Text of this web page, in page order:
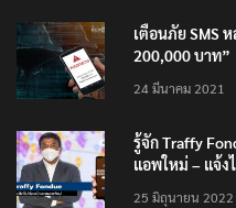
เตือนภัย SMS
200,000 บาท”
24 มีนาคม 2021
รู้จัก Traffy
แอพใหม่ – แจ้ง
25 มิถุนายน 2022